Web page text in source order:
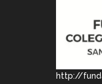
http://